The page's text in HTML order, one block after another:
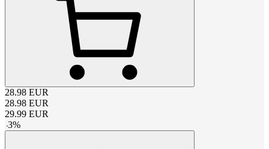
28.98 EUR
28.98 EUR
29.99 EUR
-3%